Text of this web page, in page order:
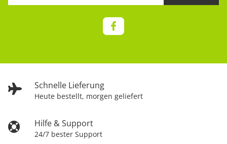
Schnelle Lieferung
Heute bestellt, morgen geliefert
Hilfe & Support
24/7 bester Support